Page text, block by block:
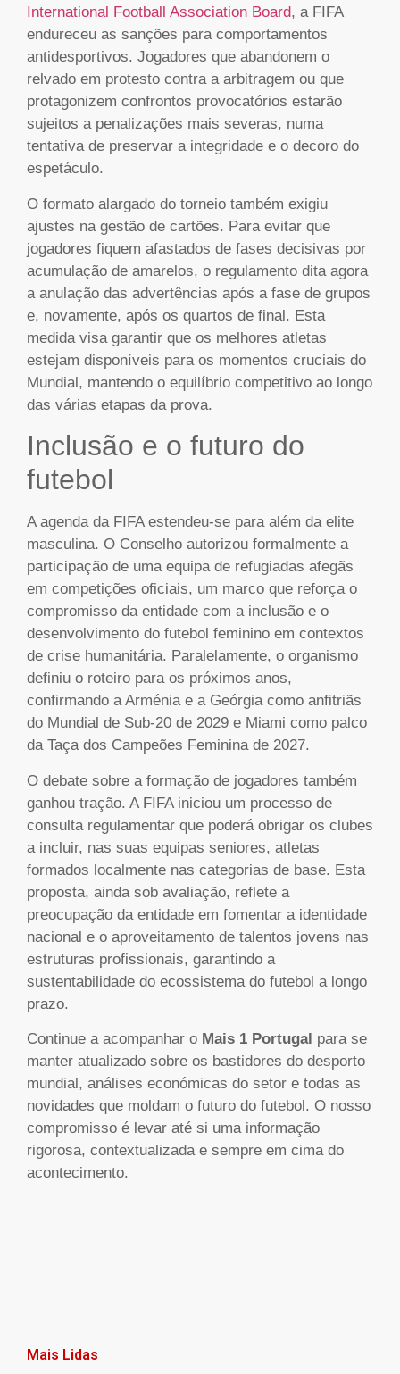
International Football Association Board, a FIFA
endureceu as sanções para comportamentos
antidesportivos. Jogadores que abandonem o
relvado em protesto contra a arbitragem ou que
protagonizem confrontos provocatórios estarão
sujeitos a penalizações mais severas, numa
tentativa de preservar a integridade e o decoro do
espetáculo.
O formato alargado do torneio também exigiu
ajustes na gestão de cartões. Para evitar que
jogadores fiquem afastados de fases decisivas por
acumulação de amarelos, o regulamento dita agora
a anulação das advertências após a fase de grupos
e, novamente, após os quartos de final. Esta
medida visa garantir que os melhores atletas
estejam disponíveis para os momentos cruciais do
Mundial, mantendo o equilíbrio competitivo ao longo
das várias etapas da prova.
Inclusão e o futuro do
futebol
A agenda da FIFA estendeu-se para além da elite
masculina. O Conselho autorizou formalmente a
participação de uma equipa de refugiadas afegãs
em competições oficiais, um marco que reforça o
compromisso da entidade com a inclusão e o
desenvolvimento do futebol feminino em contextos
de crise humanitária. Paralelamente, o organismo
definiu o roteiro para os próximos anos,
confirmando a Arménia e a Geórgia como anfitriãs
do Mundial de Sub-20 de 2029 e Miami como palco
da Taça dos Campeões Feminina de 2027.
O debate sobre a formação de jogadores também
ganhou tração. A FIFA iniciou um processo de
consulta regulamentar que poderá obrigar os clubes
a incluir, nas suas equipas seniores, atletas
formados localmente nas categorias de base. Esta
proposta, ainda sob avaliação, reflete a
preocupação da entidade em fomentar a identidade
nacional e o aproveitamento de talentos jovens nas
estruturas profissionais, garantindo a
sustentabilidade do ecossistema do futebol a longo
prazo.
Continue a acompanhar o Mais 1 Portugal para se
manter atualizado sobre os bastidores do desporto
mundial, análises económicas do setor e todas as
novidades que moldam o futuro do futebol. O nosso
compromisso é levar até si uma informação
rigorosa, contextualizada e sempre em cima do
acontecimento.
Mais Lidas